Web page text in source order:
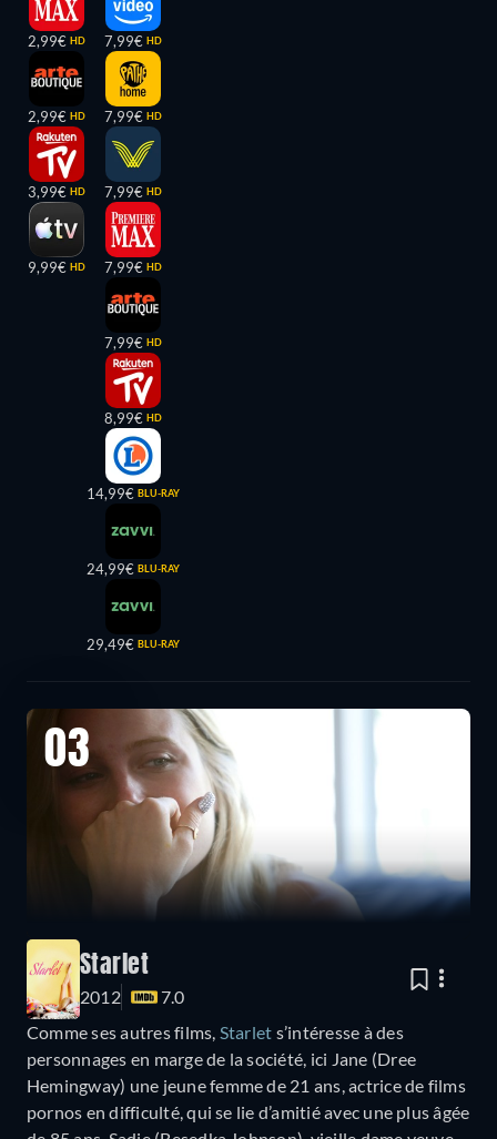
2,99€ HD
2,99€ HD
3,99€ HD
9,99€ HD
7,99€ HD
7,99€ HD
7,99€ HD
7,99€ HD
7,99€ HD
8,99€ HD
14,99€ BLU-RAY
24,99€ BLU-RAY
29,49€ BLU-RAY
03
Starlet
2012
7.0
Comme ses autres films, Starlet s’intéresse à des
personnages en marge de la société, ici Jane (Dree
Hemingway) une jeune femme de 21 ans, actrice de films
pornos en difficulté, qui se lie d’amitié avec une plus âgée